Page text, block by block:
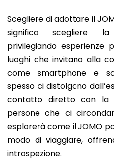
Scegliere di adottare il
significa scegliere la
privilegiando esperienze
luoghi che invitano alla
come smartphone e
spesso ci distolgono
contatto diretto con la
persone che ci
esplorerà come il JOMO
modo di viaggiare,
introspezione.